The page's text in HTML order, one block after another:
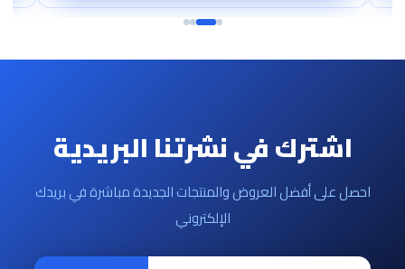
اشترك في نشرتنا البريدية
احصل على أفضل العروض والمنتجات الجديدة مباشرة في بريدك
الإلكتروني